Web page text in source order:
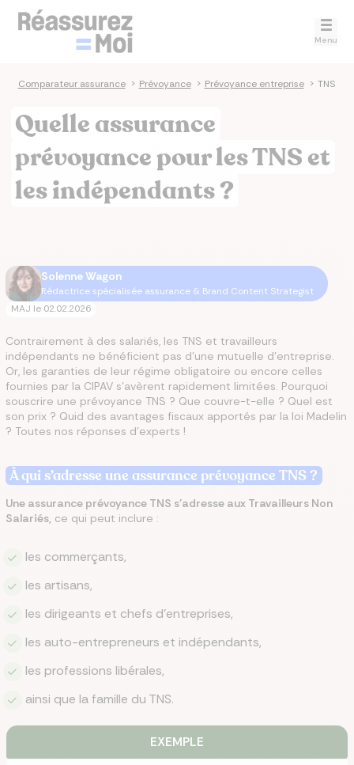
Menu
Comparateur assurance > Prévoyance > Prévoyance entreprise > TNS
Quelle assurance
prévoyance pour les TNS et
les indépendants ?
Solenne Wagon
Rédactrice spécialisée assurance & Brand Content Strategist
MAJ le 02.02.2026
Contrairement à des salariés, les TNS et travailleurs
indépendants ne bénéficient pas d’une mutuelle d’entreprise.
Or, les garanties de leur régime obligatoire ou encore celles
fournies par la CIPAV s’avèrent rapidement limitées. Pourquoi
souscrire une prévoyance TNS ? Que couvre-t-elle ? Quel est
son prix ? Quid des avantages fiscaux apportés par la loi Madelin
? Toutes nos réponses d’experts !
À qui s’adresse une assurance prévoyance TNS ?
Une assurance prévoyance TNS s’adresse aux Travailleurs Non
Salariés, ce qui peut inclure :
les commerçants,
les artisans,
les dirigeants et chefs d’entreprises,
les auto-entrepreneurs et indépendants,
les professions libérales,
ainsi que la famille du TNS.
EXEMPLE